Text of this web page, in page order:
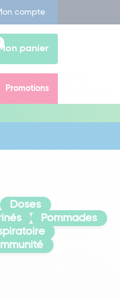
compte
panier
Promotions
Doses
Pommades